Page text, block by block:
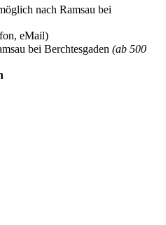
nach Ramsau bei
eMail)
bei Berchtesgaden (ab 500